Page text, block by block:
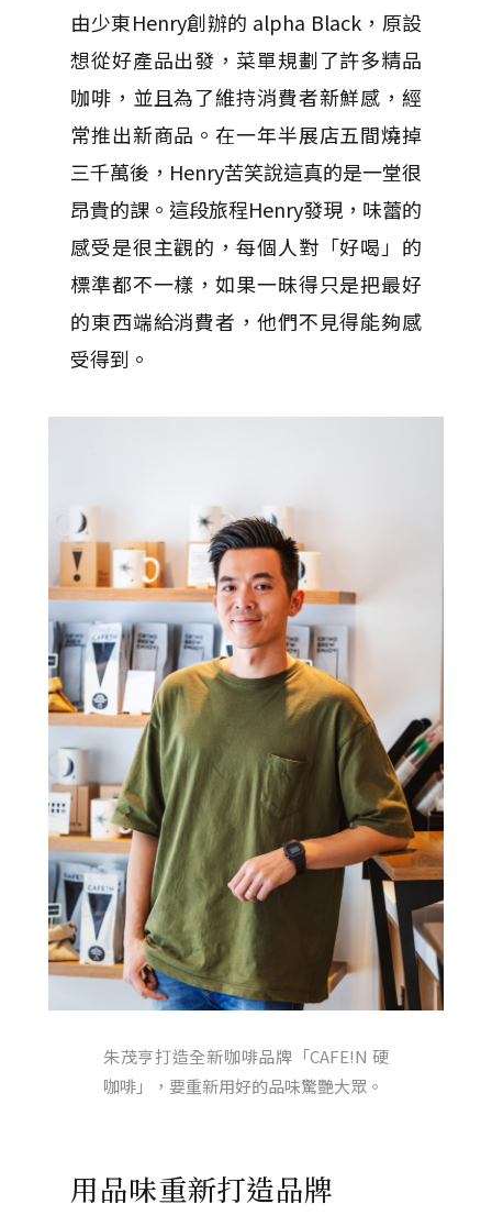
由少東Henry創辦的 alpha Black，原設
想從好產品出發，菜單規劃了許多精品
咖啡，並且為了維持消費者新鮮感，經
常推出新商品。在一年半展店五間燒掉
三千萬後， Henry苦笑說這真的是一堂很
昂貴的課。這段旅程Henry發現，味蕾的
感受是很主觀的，每個人對「好喝」的
標準都不一樣，如果一昧得只是把最好
的東西端給消費者，他們不見得能夠感
受得到。
朱茂亨打造全新咖啡品牌「CAFE!N 硬
咖啡」，要重新用好的品味驚艷大眾。
用品味重新打造品牌